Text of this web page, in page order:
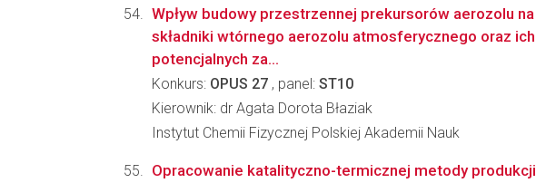
Wpływ budowy przestrzennej prekursorów aerozolu na
składniki wtórnego aerozolu atmosferycznego oraz ich
potencjalnych za...
Konkurs: OPUS 27 , panel: ST10
Kierownik: dr Agata Dorota Błaziak
Instytut Chemii Fizycznej Polskiej Akademii Nauk
Opracowanie katalityczno-termicznej metody produkcji